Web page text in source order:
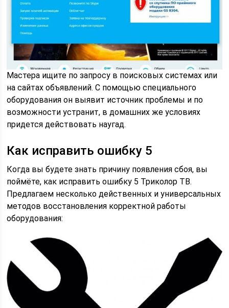
Мастера ищите по запросу в поисковых системах или
на сайтах объявлений. С помощью специального
оборудования он выявит источник проблемы и по
возможности устранит, в домашних же условиях
придется действовать наугад.
Как исправить ошибку 5
Когда вы будете знать причину появления сбоя, вы
поймёте, как исправить ошибку 5 Триколор ТВ.
Предлагаем несколько действенных и универсальных
методов восстановления корректной работы
оборудования: